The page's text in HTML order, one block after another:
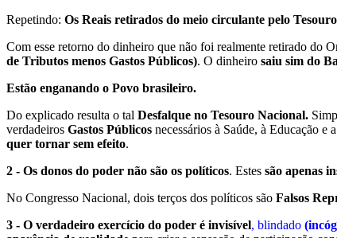
Repetindo: Os Reais retirados do meio circulante pelo
Com esse retorno do dinheiro que não foi realmente retirado do
de Tributos menos Gastos Públicos). O dinheiro saiu sim do
Estão enganando o Povo brasileiro.
Do explicado resulta o tal Desfalque no Tesouro Nacional.
verdadeiros Gastos Públicos necessários à Saúde, à Educação
quer tornar sem efeito.
2 - Os donos do poder não são os políticos. Estes são apenas
No Congresso Nacional, dois terços dos políticos são Falsos
3 - O verdadeiro exercício do poder é invisível, blindado